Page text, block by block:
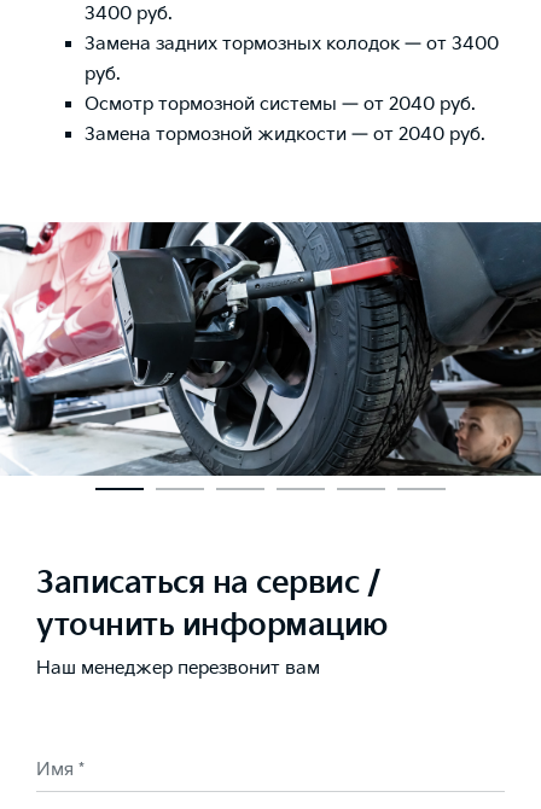
3400 руб.
Замена задних тормозных колодок — от 3400
руб.
Осмотр тормозной системы — от 2040 руб.
Замена тормозной жидкости — от 2040 руб.
Записаться на сервис /
уточнить информацию
Наш менеджер перезвонит вам
Имя *